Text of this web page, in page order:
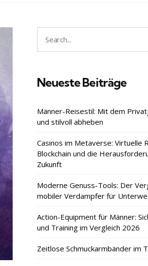
Search
for:
Neueste Beiträge
Männer-Reisestil: Mit dem
und stilvoll abheben
Casinos im Metaverse: Virtuelle
Blockchain und die
Zukunft
Moderne Genuss-Tools: Der
mobiler Verdampfer für
Action-Equipment für Männer:
und Training im Vergleich 2026
Zeitlose Schmuckarmbänder im